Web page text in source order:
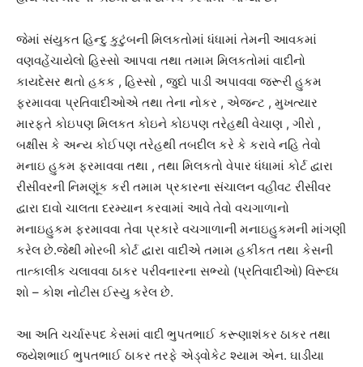
જેમાં સંયુકત હિન્દુ કુટુંબની મિલકતોમાં ધંધામાં તેમની આવકમાં
વણવહેંચાયેલો હિસ્સો આપવા તથા તમામ મિલકતોમાં વાદીનો
કાયદેસર થતો હકક , હિસ્સો , જુદો પાડી અપાવવા જરૂરી હુકમ
ફરમાવવા પ્રતિવાદીઓએ તથા તેના નોકર , એજન્ટ , મુખત્યાર
મારફતે કોઇપણ મિલકત કોઇને કોઇપણ તરેહથી વેચાણ , ગીરો ,
બક્ષીસ કે અન્ય કોઈપણ તરેહથી તબદીલ કરે કે કરાવે નહિ તેવો
મનાઇ હુકમ ફરમાવવા તથા , તથા મિલકતો વેપાર ધંધામાં કોર્ટ દ્વારા
રીસીવરની નિમણૂંક કરી તમામ પ્રકારના સંચાલન વહીવટ રીસીવર
દ્વારા દાવો ચાલતા દરમ્યાન કરવામાં આવે તેવો વચગાળાનો
મનાઇહુકમ ફરમાવવા તેવા પ્રકારે વચગાળાની મનાઇહુકમની માંગણી
કરેલ છે.જેથી મોરબી કોર્ટ દ્વારા વાદીએ તમામ હકીકત તથા કેસની
તાત્કાલીક ચલાવવા ઠાકર પરીવનારના સભ્યો (પ્રતિવાદીઓ) વિરૂધ્ધ
શો – કોશ નોટીસ ઈસ્યુ કરેલ છે.
આ અતિ ચર્ચાસ્પદ કેસમાં વાદી ભુપતભાઈ કરૂણાશંકર ઠાકર તથા
જયેશભાઈ ભુપતભાઈ ઠાકર તરફે એડ્વોકેટ શ્યામ એન. ઘાડીયા